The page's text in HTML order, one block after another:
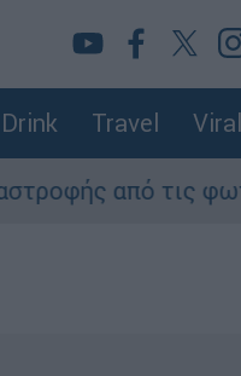
Travel Viral
τις φωτιές